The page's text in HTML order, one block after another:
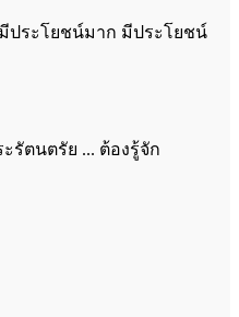
ประโยชน์มาก มีประโยชน์
รัตนตรัย ... ต้องรู้จัก